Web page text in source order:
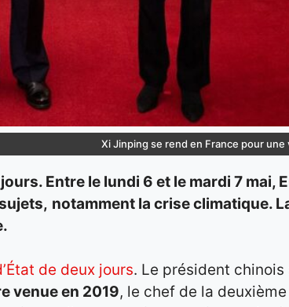
Xi Jinping se rend en France pour
Entre le lundi 6 et le mardi 7 mai,
notamment la crise climatique.
de deux jours. Le président chinois
venue en 2019, le chef de la